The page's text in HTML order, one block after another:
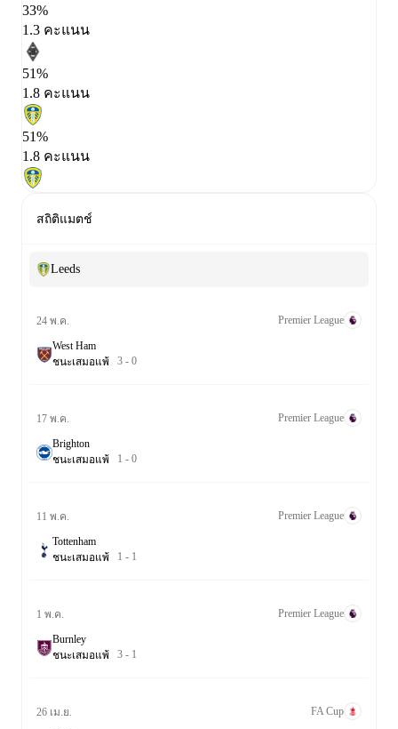
33%
1.3 คะแนน
51%
1.8 คะแนน
51%
1.8 คะแนน
สถิติแมตช์
Leeds
24 พ.ค. Premier League
West Ham
ชนะเสมอแพ้ 3 - 0
17 พ.ค. Premier League
Brighton
ชนะเสมอแพ้ 1 - 0
11 พ.ค. Premier League
Tottenham
ชนะเสมอแพ้ 1 - 1
1 พ.ค. Premier League
Burnley
ชนะเสมอแพ้ 3 - 1
26 เม.ย. FA Cup